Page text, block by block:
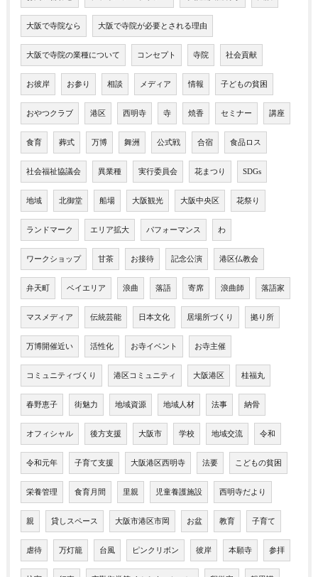
大阪で寺院なら 大阪で寺院が必要とされる理由
大阪で寺院の業種について コンセプト 寺院 社会貢献
お彼岸 お参り 相談 メディア 情報 子どもの貧困
おやつクラブ 港区 西明寺 寺 焼香 セミナー 講座
食育 葬式 万博 舞洲 公式戦 合宿 食品ロス
社会福祉協議会 異業種 実行委員会 花まつり SDGs
地域 北御堂 船場 大阪観光 大阪中央区 花祭り
ランドマーク エリア拡大 パフォーマンス わ
ワークショップ 甘茶 お接待 記念公演 港区仏教会
弁天町 ベイエリア 浪曲 落語 寄席 浪曲師 落語家
マスメディア 伝統芸能 日本文化 居場所づくり 拠り所
万博開催近い 活性化 お寺イベント お寺主催
コミュニティづくり 港区コミュニティ 大阪港区 桂福丸
春野恵子 街魅力 地域資源 地域人材 法事 納骨
オフィシャル 後方支援 大阪市 学校 地域交流 令和
令和元年 子育て支援 大阪港区西明寺 法要 こどもの貧困
栄養管理 食育月間 里親 児童養護施設 西明寺だより
親 貸しスペース 大阪市港区市岡 お盆 教育 子育て
虐待 万灯籠 台風 ピンクリボン 彼岸 本願寺 参拝